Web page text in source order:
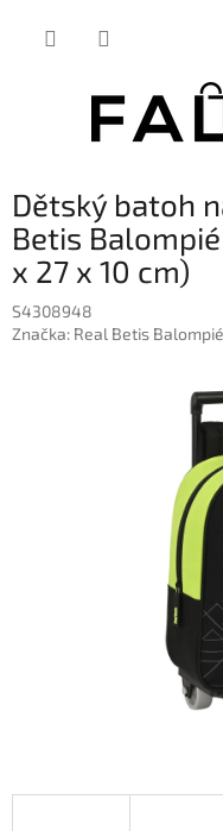
Dětský batoh
Betis
x 27 x 10 cm)
S4308948
Značka: Real Betis Balompié